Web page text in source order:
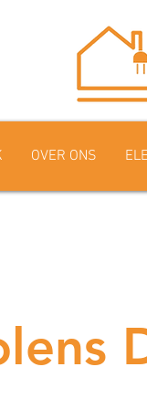
OVER ONS